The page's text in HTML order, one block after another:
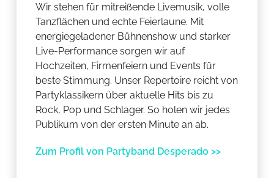
Wir stehen für mitreißende Livemusik, volle
Tanzflächen und echte Feierlaune. Mit
energiegeladener Bühnenshow und starker
Live-Performance sorgen wir auf
Hochzeiten, Firmenfeiern und Events für
beste Stimmung. Unser Repertoire reicht von
Partyklassikern über aktuelle Hits bis zu
Rock, Pop und Schlager. So holen wir jedes
Publikum von der ersten Minute an ab.
Zum Profil von Partyband Desperado >>